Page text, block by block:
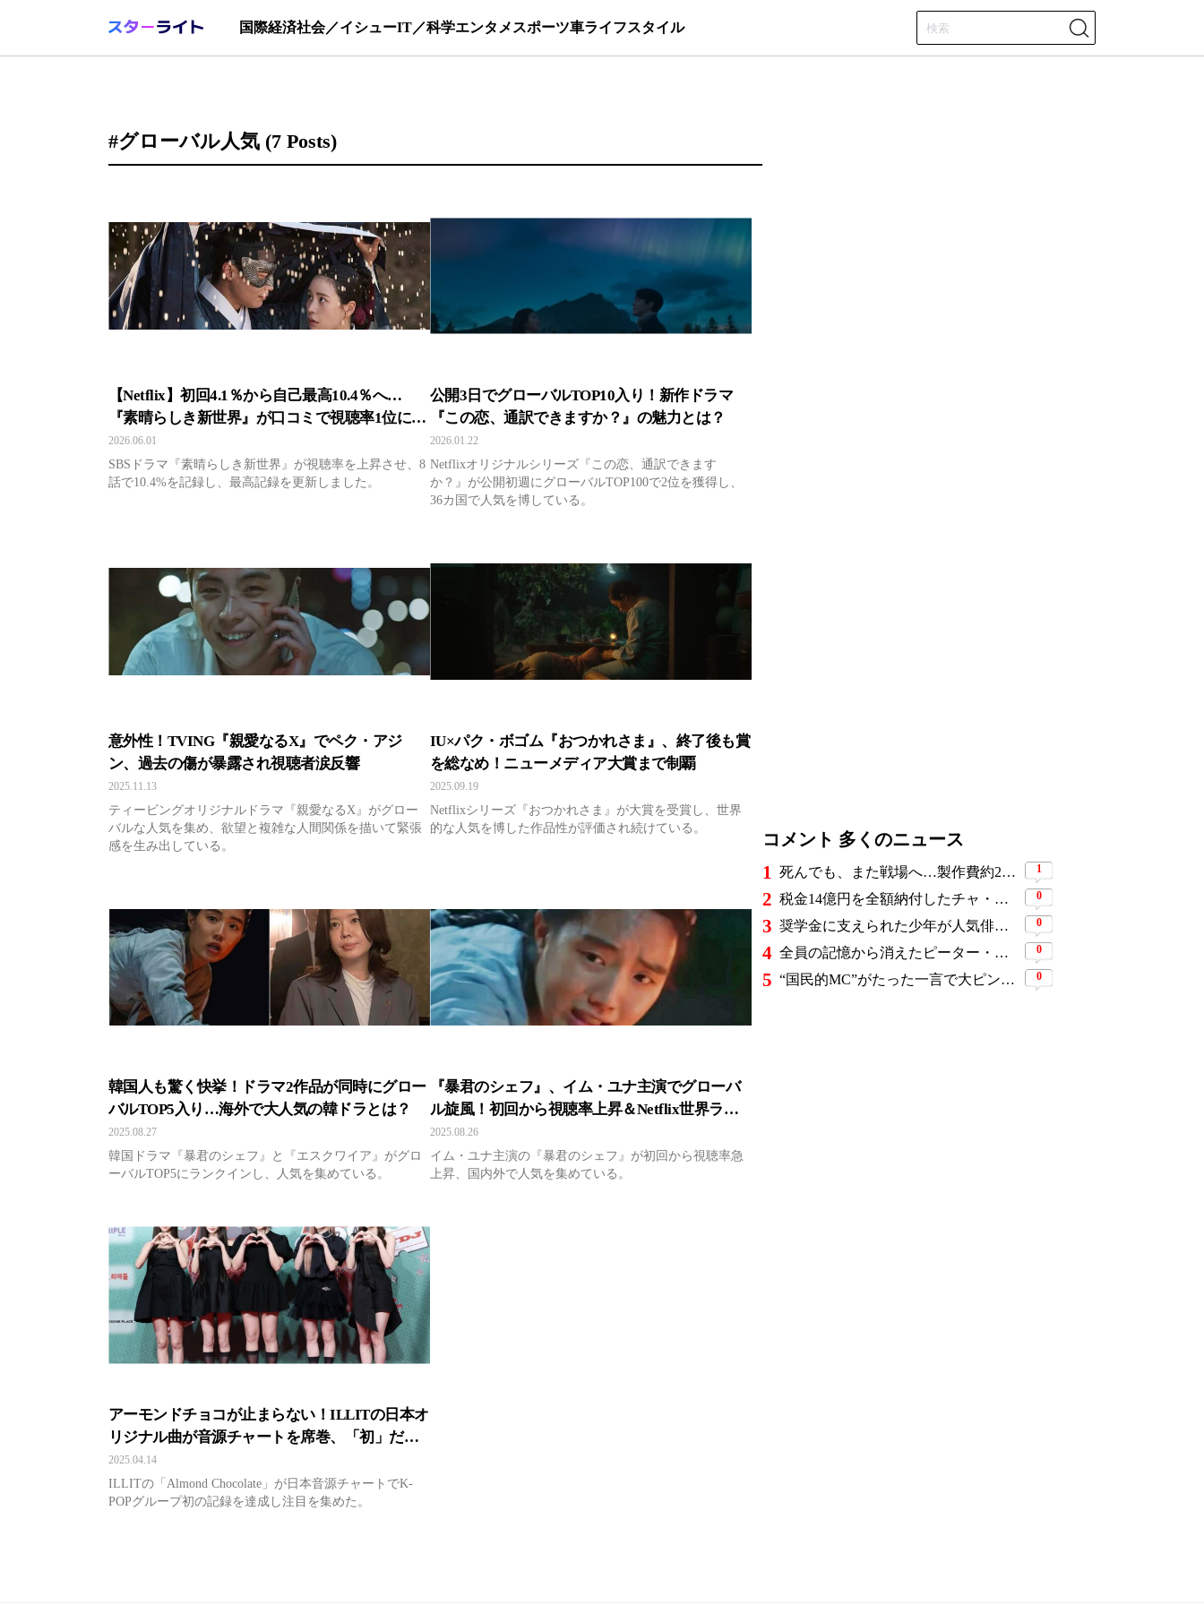
国際経済社会／イシューIT／科学エンタメ スポーツ車ライフスタイル
#グローバル人気 (7 Posts)
【Netflix】初回4.1％から自己最高10.4％へ…
『素晴らしき新世界』が口コミで視聴率1位に急
浮上
2026.06.01
SBSドラマ『素晴らしき新世界』が視聴率を上昇させ、8
話で10.4%を記録し、最高記録を更新しました。
公開3日でグローバルTOP10入り！新作ドラマ
『この恋、通訳できますか？』の魅力とは？
2026.01.22
Netflixオリジナルシリーズ『この恋、通訳できます
か？』が公開初週にグローバルTOP100で2位を獲得し、
36カ国で人気を博している。
意外性！TVING『親愛なるX』でペク・アジ
ン、過去の傷が暴露され視聴者涙反響
2025.11.13
ティービングオリジナルドラマ『親愛なるX』がグロー
バルな人気を集め、欲望と複雑な人間関係を描いて緊張
感を生み出している。
IU×パク・ボゴム『おつかれさま』、終了後も賞
を総なめ！ニューメディア大賞まで制覇
2025.09.19
Netflixシリーズ『おつかれさま』が大賞を受賞し、世界
的な人気を博した作品性が評価され続けている。
韓国人も驚く快挙！ドラマ2作品が同時にグロー
バルTOP5入り…海外で大人気の韓ドラとは？
2025.08.27
韓国ドラマ『暴君のシェフ』と『エスクワイア』がグロ
ーバルTOP5にランクインし、人気を集めている。
『暴君のシェフ』、イム・ユナ主演でグローバ
ル旋風！初回から視聴率上昇＆Netflix世界ラン
キング急浮上
2025.08.26
イム・ユナ主演の『暴君のシェフ』が初回から視聴率急
上昇、国内外で人気を集めている。
アーモンドチョコが止まらない！ILLITの日本オ
リジナル曲が音源チャートを席巻、「初」だら
けの記録ラッシュに注目
2025.04.14
ILLITの「Almond Chocolate」が日本音源チャートでK-
POPグループ初の記録を達成し注目を集めた。
コメント 多くのニュース
1 死んでも、また戦場へ…製作費約276億円、世界興収584億円のSF大作『オール・ユー・ニード・イズ・キル』がついに配信 1
2 税金14億円を全額納付したチャ・ウヌ、今度は軍服姿で登場…鍛え上げた上半身に驚きの声 0
3 奨学金に支えられた少年が人気俳優へ…今度は子どもたちに総額5,000万円を寄付 0
4 全員の記憶から消えたピーター・パーカーに謎の敵と制御不能の新能力…『スパイダーマン：ブランド・ニュー・デイ』に期待爆発 0
5 “国民的MC”がたった一言で大ピンチ…劇場ミュージカルを巡る発言に批判続出、ついに長文で謝罪 0